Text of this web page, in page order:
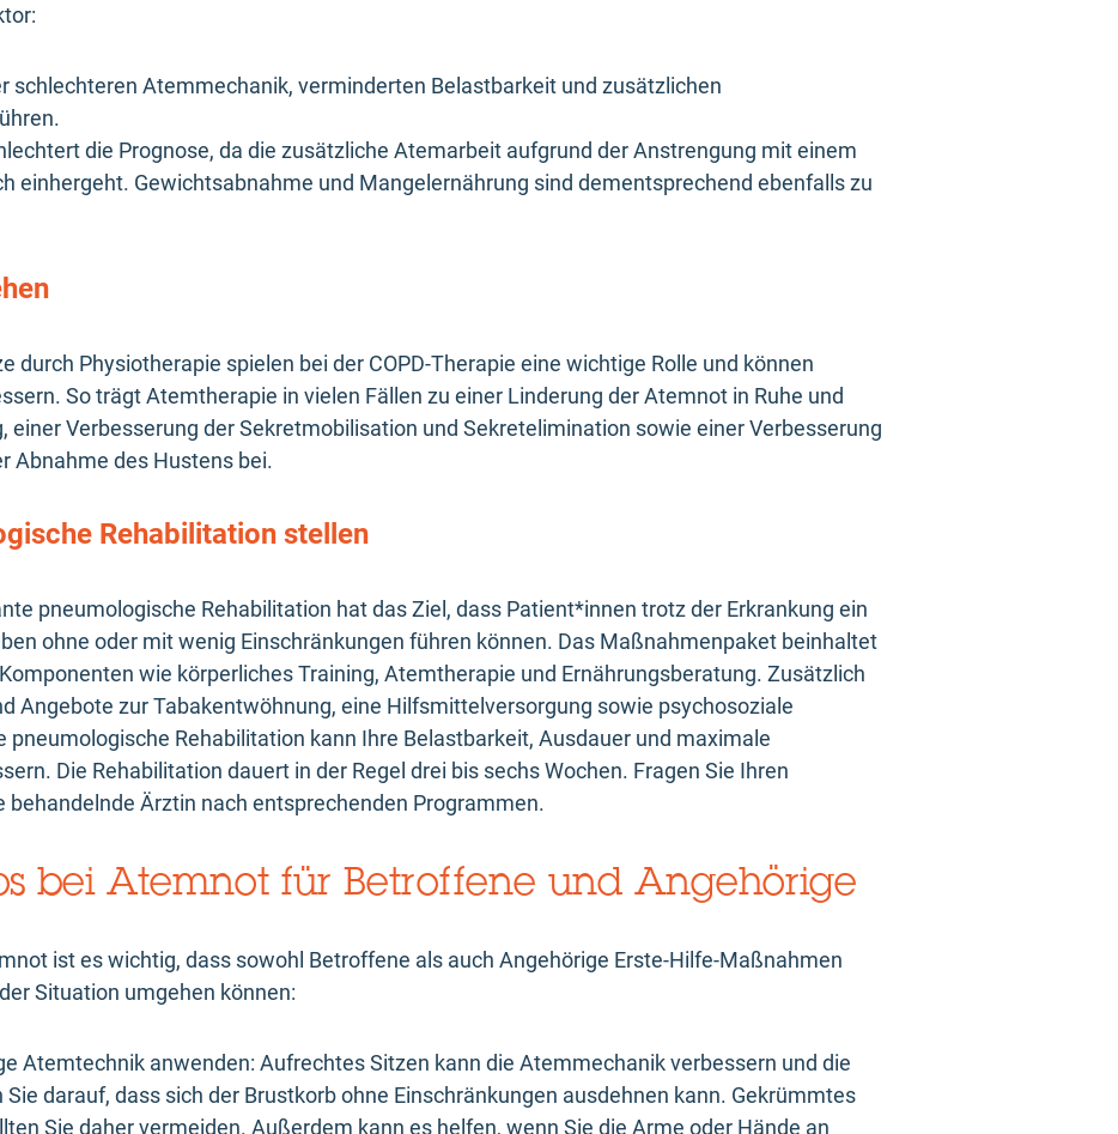
schlechteren Atemmechanik, verminderten Belastbarkeit und zusätzlichen
die Prognose, da die zusätzliche Atemarbeit aufgrund der Anstrengung mit einem
einhergeht. Gewichtsabnahme und Mangelernährung sind dementsprechend ebenfalls zu
durch Physiotherapie spielen bei der COPD-Therapie eine wichtige Rolle und können
So trägt Atemtherapie in vielen Fällen zu einer Linderung der Atemnot in Ruhe und
einer Verbesserung der Sekretmobilisation und Sekretelimination sowie einer Verbesserung
Abnahme des Hustens bei.
Rehabilitation stellen
pneumologische Rehabilitation hat das Ziel, dass Patient*innen trotz der Erkrankung ein
ohne oder mit wenig Einschränkungen führen können. Das Maßnahmenpaket beinhaltet
wie körperliches Training, Atemtherapie und Ernährungsberatung. Zusätzlich
Angebote zur Tabakentwöhnung, eine Hilfsmittelversorgung sowie psychosoziale
pneumologische Rehabilitation kann Ihre Belastbarkeit, Ausdauer und maximale
Die Rehabilitation dauert in der Regel drei bis sechs Wochen. Fragen Sie Ihren
behandelnde Ärztin nach entsprechenden Programmen.
bei Atemnot für Betroffene und Angehörige
ist es wichtig, dass sowohl Betroffene als auch Angehörige Erste-Hilfe-Maßnahmen
Situation umgehen können:
Atemtechnik anwenden: Aufrechtes Sitzen kann die Atemmechanik verbessern und die
darauf, dass sich der Brustkorb ohne Einschränkungen ausdehnen kann. Gekrümmtes
Sie daher vermeiden. Außerdem kann es helfen, wenn Sie die Arme oder Hände an